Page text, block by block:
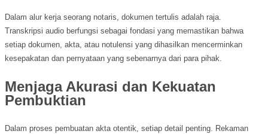
Dalam alur kerja seorang notaris, dokumen tertulis adalah raja.
Transkripsi audio berfungsi sebagai fondasi yang memastikan bahwa
setiap dokumen, akta, atau notulensi yang dihasilkan mencerminkan
kesepakatan dan pernyataan yang sebenarnya dari para pihak.
Menjaga Akurasi dan Kekuatan
Pembuktian
Dalam proses pembuatan akta otentik, setiap detail penting. Rekaman